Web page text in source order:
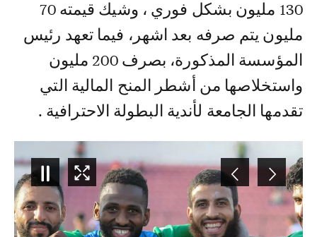
130 مليون بشكل فوري ، وشيك قيمته 70
مليون يتم صرفه بعد اشهر، فيما تعهد رئيس
المؤسسة المذكورة، بصرف 200 مليون
واستخلاصها من أشطر المنح المالية التي
تقدمها الجامعة لأندية البطولة الاحترافية .